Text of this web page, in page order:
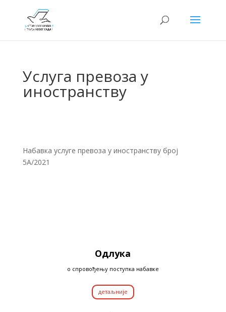
Услуга превоза у
иностранству
Набавка услуге превоза у иностранству број
5А/2021
Одлука
о спровођењу поступка набавке
детаљније